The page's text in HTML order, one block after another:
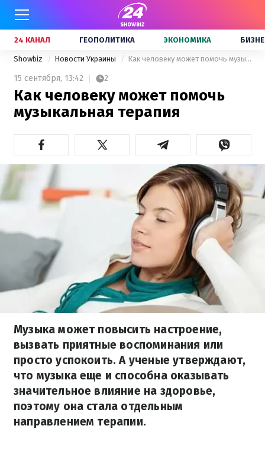
24 КАНАЛ ГЕОПОЛИТИКА ЭКОНОМИКА
Showbiz Новости Украины Как человеку может помочь музыкальная терапия
15 сентября, 13:42 2
Как человеку может помочь
музыкальная терапия
Музыка может повысить настроение,
вызвать приятные воспоминания или
просто успокоить. А ученые утверждают,
что музыка еще и способна оказывать
значительное влияние на здоровье,
поэтому она стала отдельным
направлением терапии.